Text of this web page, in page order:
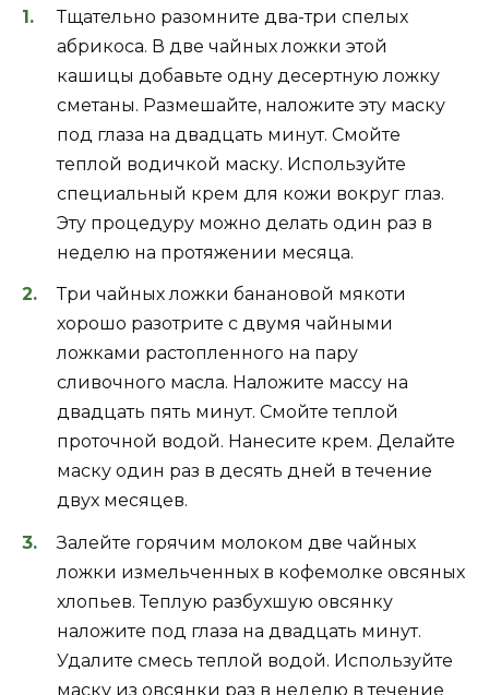
Тщательно разомните два-три спелых
абрикоса. В две чайных ложки этой
кашицы добавьте одну десертную ложку
сметаны. Размешайте, наложите эту маску
под глаза на двадцать минут. Смойте
теплой водичкой маску. Используйте
специальный крем для кожи вокруг глаз.
Эту процедуру можно делать один раз в
неделю на протяжении месяца.
Три чайных ложки банановой мякоти
хорошо разотрите с двумя чайными
ложками растопленного на пару
сливочного масла. Наложите массу на
двадцать пять минут. Смойте теплой
проточной водой. Нанесите крем. Делайте
маску один раз в десять дней в течение
двух месяцев.
Залейте горячим молоком две чайных
ложки измельченных в кофемолке овсяных
хлопьев. Теплую разбухшую овсянку
наложите под глаза на двадцать минут.
Удалите смесь теплой водой. Используйте
маску из овсянки раз в неделю в течение